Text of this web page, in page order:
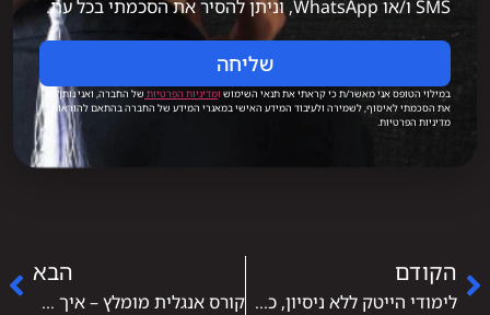
SMS ו/או WhatsApp, וניתן להסיר את הסכמתי בכל עת.
שליחה
במילוי הטופס אני מאשר/ת כי קראתי את תנאי השימוש ומדיניות הפרטיות של החברה, ואני נותן/ת
את הסכמתי לאיסוף, לשמירה ולעיבוד המידע האישי במאגרי המידע של החברה בהתאם להוראות
מדיניות הפרטיות.
הקודם
לימודי הייטק ללא ניסיון, כך תתחילו קריירה מאפס
הבא
קורס אנגלית מומלץ – איך שפה אחת שינתה לי את הקריירה